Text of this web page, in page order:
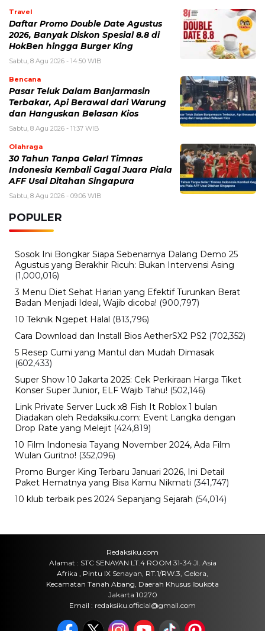
Sabtu, 8 Agustus 2026 - 16:49 WIB
Babah Alun Borong 61 Land Cruiser FJ Sekaligus,
Ternyata Bukan untuk Koleksi
Daftar Promo Double Date Agustus 2026, Banyak
Diskon Spesial 8.8 di HokBen hingga Burger King ‎
Sabtu, 8 Agustus 2026 - 11:37 WIB
dari Warung dan Hanguskan Belasan Kios
Jumat, 7 Agustus 2026 - 15:27 WIB
BPK Ungkap Cerita di Balik Tagihan Listrik Rumah
Dinas Parepare
Jumat, 7 Agustus 2026 - 15:20 WIB
BPK Ungkap Temuan Perjadin Dinkes Parepare, Ada
BERITA TERBARU
Otomotif
FJ Sekaligus, Ternyata Bukan untuk
Koleksi
Sabtu, 8 Agu 2026 - 16:49 WIB
Olahraga
Chelsea Vs AC Milan Main di GBK
Malam Ini! Cek Jam Kick-off dan
Siaran Langsungnya
Sabtu, 8 Agu 2026 - 16:00 WIB
Travel
Daftar Promo Double Date Agustus
2026, Banyak Diskon Spesial 8.8 di
HokBen hingga Burger King ‎
Sabtu, 8 Agu 2026 - 14:50 WIB
Bencana
dan Hanguskan Belasan Kios
30 Tahun Tanpa Gelar! Timnas
Indonesia Kembali Gagal Juara Piala
AFF Usai Ditahan Singapura
Sabtu, 8 Agu 2026 - 09:06 WIB